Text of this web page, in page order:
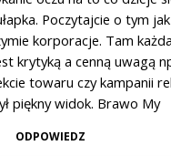
Poczytajcie o tym jak
korporacje. Tam
krytyką a cenną uwagą
towaru czy kampanii
piękny widok. Brawo My
ODPOWIEDZ